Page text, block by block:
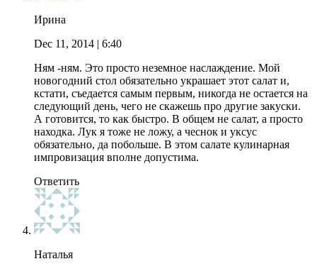
Ирина
Dec 11, 2014 | 6:40
Ням -ням. Это просто неземное наслаждение. Мой
новогодний стол обязательно украшает этот салат и,
кстати, съедается самым первым, никогда не остается на
следующий день, чего не скажешь про другие закуски.
А готовится, то как быстро. В общем не салат, а просто
находка. Лук я тоже не ложу, а чеснок и уксус
обязательно, да побольше. В этом салате кулинарная
импровизация вполне допустима.
Ответить
Наталья